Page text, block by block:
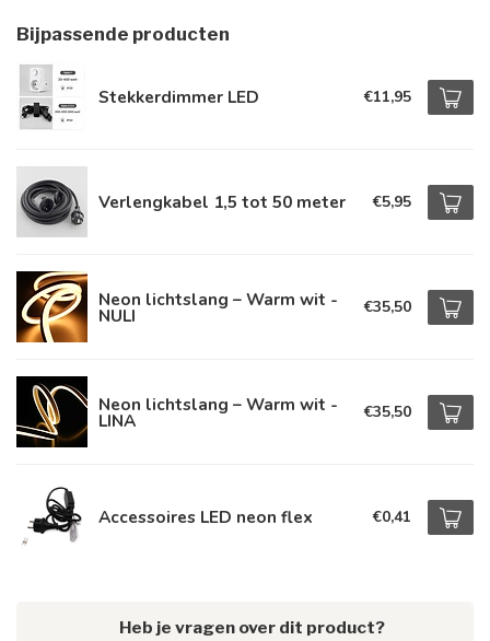
Bijpassende producten
Stekkerdimmer LED €11,95
Verlengkabel 1,5 tot 50 meter €5,95
Neon lichtslang – Warm wit -
NULI €35,50
Neon lichtslang – Warm wit -
LINA €35,50
Accessoires LED neon flex €0,41
Heb je vragen over dit product?